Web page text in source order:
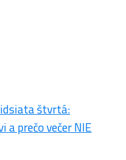
štvrtá:
a prečo večer NIE